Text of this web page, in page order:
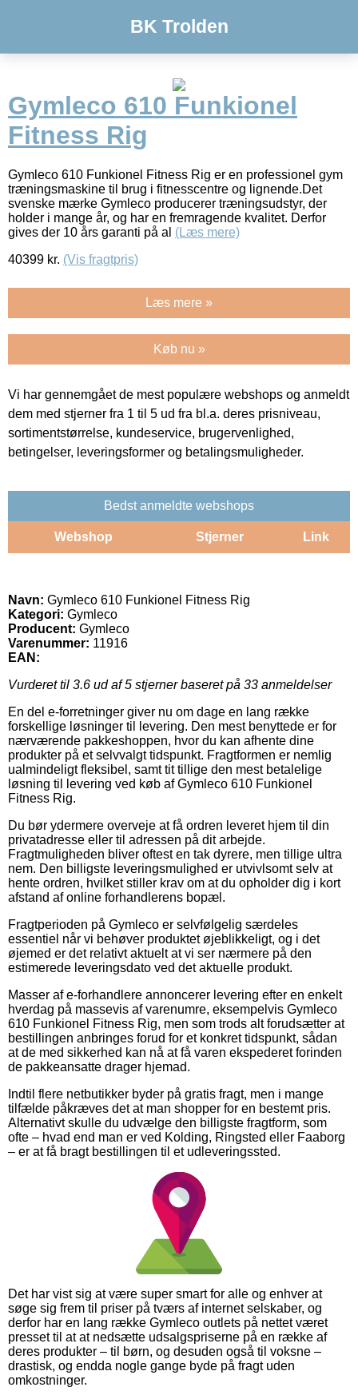
BK Trolden
Gymleco 610 Funkionel
Fitness Rig
Gymleco 610 Funkionel Fitness Rig er en professionel gym
træningsmaskine til brug i fitnesscentre og lignende.Det
svenske mærke Gymleco producerer træningsudstyr, der
holder i mange år, og har en fremragende kvalitet. Derfor
gives der 10 års garanti på al (Læs mere)
40399 kr. (Vis fragtpris)
Læs mere »
Køb nu »
Vi har gennemgået de mest populære webshops og anmeldt
dem med stjerner fra 1 til 5 ud fra bl.a. deres prisniveau,
sortimentstørrelse, kundeservice, brugervenlighed,
betingelser, leveringsformer og betalingsmuligheder.
Bedst anmeldte webshops
Webshop Stjerner Link
Navn: Gymleco 610 Funkionel Fitness Rig
Kategori: Gymleco
Producent: Gymleco
Varenummer: 11916
EAN:
Vurderet til 3.6 ud af 5 stjerner baseret på 33 anmeldelser
En del e-forretninger giver nu om dage en lang række
forskellige løsninger til levering. Den mest benyttede er for
nærværende pakkeshoppen, hvor du kan afhente dine
produkter på et selvvalgt tidspunkt. Fragtformen er nemlig
ualmindeligt fleksibel, samt tit tillige den mest betalelige
løsning til levering ved køb af Gymleco 610 Funkionel
Fitness Rig.
Du bør ydermere overveje at få ordren leveret hjem til din
privatadresse eller til adressen på dit arbejde.
Fragtmuligheden bliver oftest en tak dyrere, men tillige ultra
nem. Den billigste leveringsmulighed er utvivlsomt selv at
hente ordren, hvilket stiller krav om at du opholder dig i kort
afstand af online forhandlerens bopæl.
Fragtperioden på Gymleco er selvfølgelig særdeles
essentiel når vi behøver produktet øjeblikkeligt, og i det
øjemed er det relativt aktuelt at vi ser nærmere på den
estimerede leveringsdato ved det aktuelle produkt.
Masser af e-forhandlere annoncerer levering efter en enkelt
hverdag på massevis af varenumre, eksempelvis Gymleco
610 Funkionel Fitness Rig, men som trods alt forudsætter at
bestillingen anbringes forud for et konkret tidspunkt, sådan
at de med sikkerhed kan nå at få varen ekspederet forinden
de pakkeansatte drager hjemad.
Indtil flere netbutikker byder på gratis fragt, men i mange
tilfælde påkræves det at man shopper for en bestemt pris.
Alternativt skulle du udvælge den billigste fragtform, som
ofte – hvad end man er ved Kolding, Ringsted eller Faaborg
– er at få bragt bestillingen til et udleveringssted.
Det har vist sig at være super smart for alle og enhver at
søge sig frem til priser på tværs af internet selskaber, og
derfor har en lang række Gymleco outlets på nettet været
presset til at at nedsætte udsalgspriserne på en række af
deres produkter – til børn, og desuden også til voksne –
drastisk, og endda nogle gange byde på fragt uden
omkostninger.